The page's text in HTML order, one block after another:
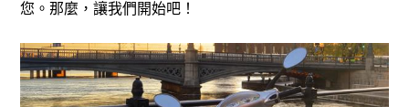
您。那麼，讓我們開始吧！